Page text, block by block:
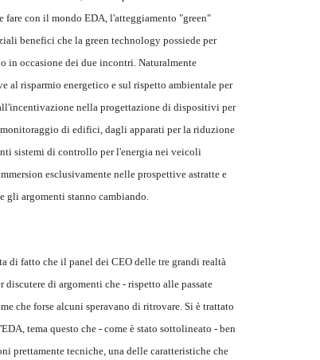
fare con il mondo EDA, l'atteggiamento "green"
benefici che la green technology possiede per
in occasione dei due incontri. Naturalmente
al risparmio energetico e sul rispetto ambientale per
nella progettazione di dispositivi per
di edifici, dagli apparati per la riduzione
sistemi di controllo per l'energia nei veicoli
esclusivamente nelle prospettive astratte e
gli argomenti stanno cambiando.
di fatto che il panel dei CEO delle tre grandi realtà
discutere di argomenti che - rispetto alle passate
che forse alcuni speravano di ritrovare. Si è trattato
tema questo che - come è stato sottolineato - ben
prettamente tecniche, una delle caratteristiche che